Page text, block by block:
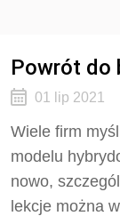
Powrót do
01 lip 2021
Wiele firm
modelu
nowo,
lekcje można